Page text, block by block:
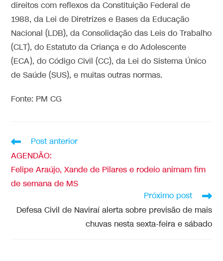
direitos com reflexos da Constituição Federal de
1988, da Lei de Diretrizes e Bases da Educação
Nacional (LDB), da Consolidação das Leis do Trabalho
(CLT), do Estatuto da Criança e do Adolescente
(ECA), do Código Civil (CC), da Lei do Sistema Único
de Saúde (SUS), e muitas outras normas.
Fonte: PM CG
Post anterior
AGENDÃO:
Felipe Araújo, Xande de Pilares e rodeio animam fim
de semana de MS
Próximo post
Defesa Civil de Naviraí alerta sobre previsão de mais
chuvas nesta sexta-feira e sábado